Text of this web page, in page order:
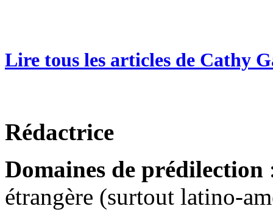
Lire tous les articles de Cathy
Rédactrice
Domaines de prédilection
étrangère (surtout latino-